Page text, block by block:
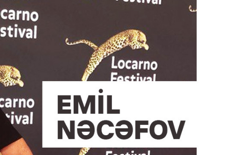
BEYNƏLXALQ UĞUR:
“XATIRLADIĞINI EŞİT” FİLM
LAYİHƏSİ...
Avqust 5, 2026